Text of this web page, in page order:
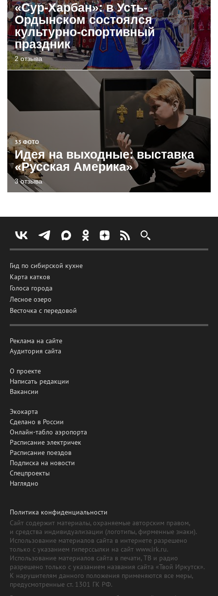
«Сур-Харбан»: в Усть-
Ордынском состоялся
культурно-спортивный
праздник
2 отзыва
33 ФОТО
Идея на выходные: выставка
«Русская Америка»
3 отзыва
Гид по сибирской кухне
Карта катков
Голоса города
Лесное озеро
Весточка с передовой
Реклама на сайте
Аудитория сайта
О проекте
Написать редакции
Вакансии
Экокарта
Сделано в России
Онлайн-табло аэропорта
Расписание электричек
Расписание поездов
Подписка на новости
Спецпроекты
Наглядно
Политика конфиденциальности
Сайт содержит материалы, охраняемые авторским правом,
и средства индивидуализации (логотипы, фирменные знаки).
Использование материалов сайта в интернете разрешено
только с указанием гиперссылки на сайт www.irk.ru.
Использование материалов сайта в печати, ТВ и радио
разрешено только с указанием названия сайта «Твой Иркутск».
К нарушителям данного положения применяются все меры,
предусмотренные ст. 1301 ГК РФ.